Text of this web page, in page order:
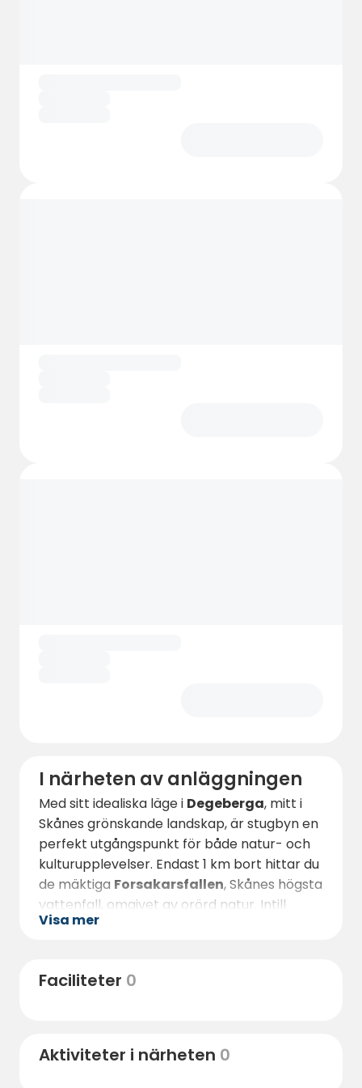
I närheten av anläggningen
Med sitt idealiska läge i Degeberga, mitt i
Skånes grönskande landskap, är stugbyn en
perfekt utgångspunkt för både natur- och
kulturupplevelser. Endast 1 km bort hittar du
de mäktiga Forsakarsfallen, Skånes högsta
vattenfall, omgivet av orörd natur. Intill
stugbyn ligger även Hembygdsparken – en
kulturmiljöer.
milslånga sandstränder, ansedda som
Visa mer
Faciliteter 0
Aktiviteter i närheten 0